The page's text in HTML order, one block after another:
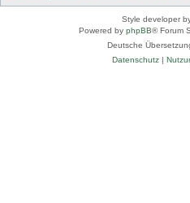
Style developer
Powered by phpBB® Forum
Deutsche
Datenschutz|